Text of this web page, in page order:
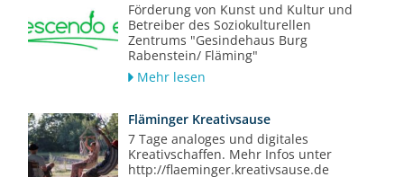
Förderung von Kunst und Kultur und
Betreiber des Soziokulturellen
Zentrums "Gesindehaus Burg
Rabenstein/ Fläming"
Mehr lesen
Fläminger Kreativsause
7 Tage analoges und digitales
Kreativschaffen. Mehr Infos unter
http://flaeminger.kreativsause.de